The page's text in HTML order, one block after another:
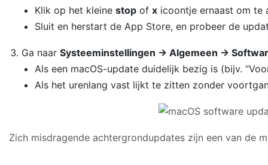
Klik op het kleine stopof xicoontje ernaast om te
Sluit en herstart de App Store, en probeer de
Ga naarSysteeminstellingen → Algemeen →
Als een macOS-update duidelijk bezig is (bijv.
Als het urenlang vast lijkt te zitten zonder
Zich misdragende achtergrondupdates zijn een van de